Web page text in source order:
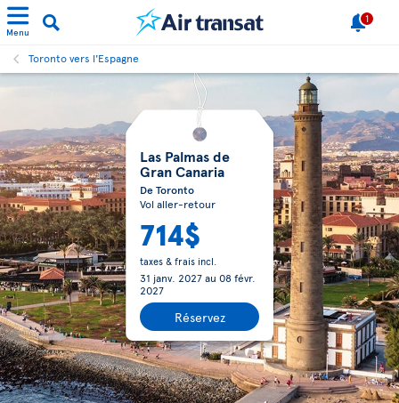
Menu
1
Toronto vers l'Espagne
Las Palmas de
Gran Canaria
De Toronto
Vol aller-retour
714$
taxes & frais incl.
31 janv. 2027au 08 févr.
2027
Réservez